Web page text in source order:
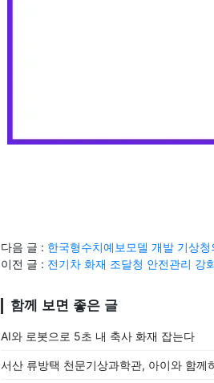
다음 글 : 한국형수치예보모델 개발 기상
이전 글 : 전기차 화재 조달청 안전관리 강
함께 보면 좋은 글
AI와 로봇으로 5초 내 축사 화재 잡는다
서산 류방택 천문기상과학관, 아이와 함께